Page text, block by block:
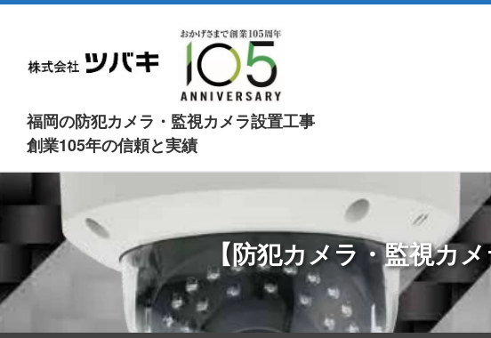
福岡の防犯カメラ・監視カメラ設置工事
創業105年の信頼と実績
【防犯カメラ・監視カ